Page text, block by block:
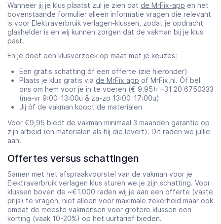
Wanneer jij je klus plaatst zul je zien dat de MrFix-app en het
bovenstaande formulier alleen informatie vragen die relevant
is voor Elektraverbruik verlagen-klussen, zodat je opdracht
glashelder is en wij kunnen zorgen dat de vakman bij je klus
past.
En je doet een klusverzoek op maat met je keuzes:
Een gratis schatting óf een offerte (zie hieronder)
Plaats je klus gratis via de MrFix app of MrFix.nl. Óf bel
ons om hem voor je in te voeren (€ 9.95): +31 20 6750333
(ma-vr 9:00-13:00u & za-zo 13:00-17:00u)
Jij óf de vakman koopt de materialen
Voor €9,95 biedt de vakman minimaal 3 maanden garantie op
zijn arbeid (en materialen als hij die levert). Dit raden we jullie
aan.
Offertes versus schattingen
Samen met het afspraakvoorstel van de vakman voor je
Elektraverbruik verlagen klus sturen we je zijn schatting. Voor
klussen boven de ~€1.000 raden wij je aan een offerte (vaste
prijs) te vragen, niet alleen voor maximale zekerheid maar ook
omdat de meeste vakmensen voor grotere klussen een
korting (vaak 10-20%) op het uurtarief bieden.